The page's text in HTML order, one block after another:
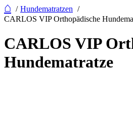
⌂
Hundematratzen
CARLOS VIP Orthopädische
CARLOS VIP
Hundematratze